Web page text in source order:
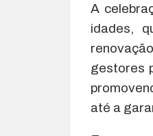
A
idades,
gestores
até a